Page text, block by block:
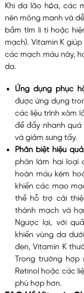
Khi da lão hóa, các
nên mỏng manh và
bầm tím li ti hoặc
mạch). Vitamin K
các mạch máu này,
da.
Ứng dụng phục
được ứng dụng
các liệu trình xâm
để đẩy nhanh
và giảm sưng tấy.
Phân biệt hiệu
phân làm hai loại
hoàn máu kém
khiến các mao
thể hỗ trợ cải
thành mạch và
Ngược lại, với
khiến vùng da
đen, Vitamin K
Trong trường hợp
Retinol hoặc các
phù hợp hơn.